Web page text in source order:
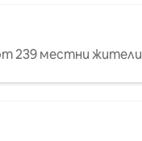
239 местни жители